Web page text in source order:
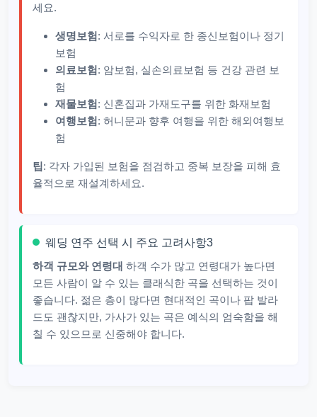
세요.
생명보험 : 서로를 수익자로 한 종신보험이나 정기
보험
의료보험 : 암보험, 실손의료보험 등 건강 관련 보
험
재물보험 : 신혼집과 가재도구를 위한 화재보험
여행보험 : 허니문과 향후 여행을 위한 해외여행보
험
팁 : 각자 가입된 보험을 점검하고 중복 보장을 피해 효
율적으로 재설계하세요.
웨딩 연주 선택 시 주요 고려사항3
하객 규모와 연령대 하객 수가 많고 연령대가 높다면
모든 사람이 알 수 있는 클래식한 곡을 선택하는 것이
좋습니다. 젊은 층이 많다면 현대적인 곡이나 팝 발라
드도 괜찮지만, 가사가 있는 곡은 예식의 엄숙함을 해
칠 수 있으므로 신중해야 합니다.